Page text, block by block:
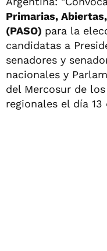
Primarias,
(PASO) para la
candidatas a
senadores y
nacionales y
del Mercosur de
regionales el día